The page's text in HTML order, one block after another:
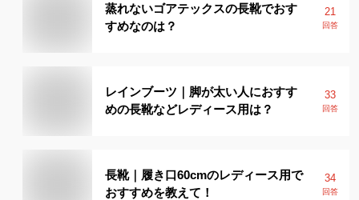
蒸れないゴアテックスの長靴でおす
すめなのは？
21
回答
レインブーツ｜脚が太い人におすす
めの長靴などレディース用は？
33
回答
長靴｜履き口60cmのレディース用で
おすすめを教えて！
34
回答